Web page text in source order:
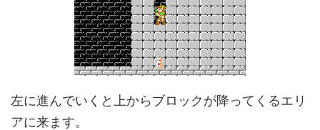
左に進んでいくと上からブロックが降ってくるエリ
アに来ます。